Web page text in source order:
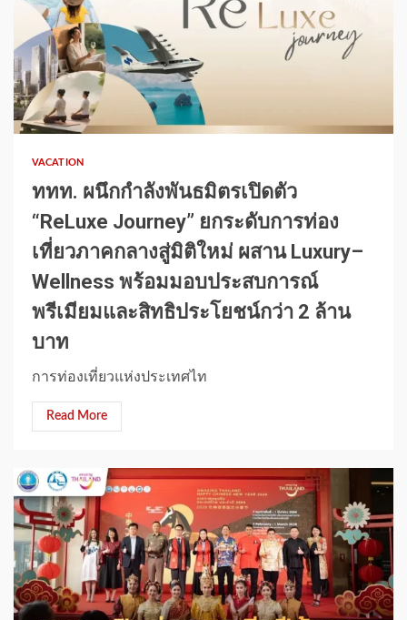
1 min read
VACATION
ททท. ผนึกกำลังพันธมิตรเปิดตัว
“ReLuxe Journey” ยกระดับการท่อง
เที่ยวภาคกลางสู่มิติใหม่ ผสาน Luxury–
Wellness พร้อมมอบประสบการณ์
พรีเมียมและสิทธิประโยชน์กว่า 2 ล้าน
บาท
การท่องเที่ยวแห่งประเทศไท
Read More